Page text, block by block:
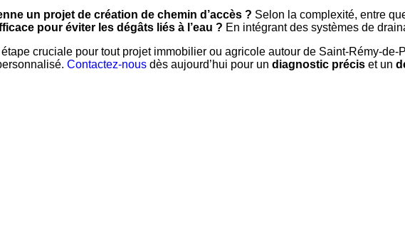
un projet de création de chemin d’accès ? Selon la complexité, entre
pour éviter les dégâts liés à l’eau ? En intégrant des systèmes de
étape cruciale pour tout projet immobilier ou agricole autour de Saint-Rémy-
Contactez-nous dès aujourd’hui pour un diagnostic précis et un